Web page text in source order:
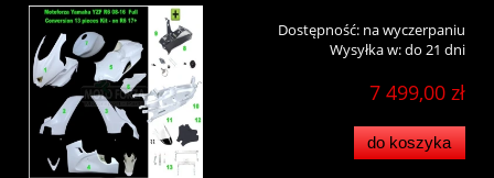
Dostępność: na wyczerpaniu
Wysyłka w:do 21 dni
7 499,00 zł
do koszyka